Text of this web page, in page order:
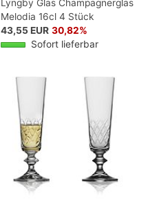
Lyngby Glas Champagnerglas
Melodia 16cl 4 Stück
43,55 EUR 30,82%
Sofort lieferbar